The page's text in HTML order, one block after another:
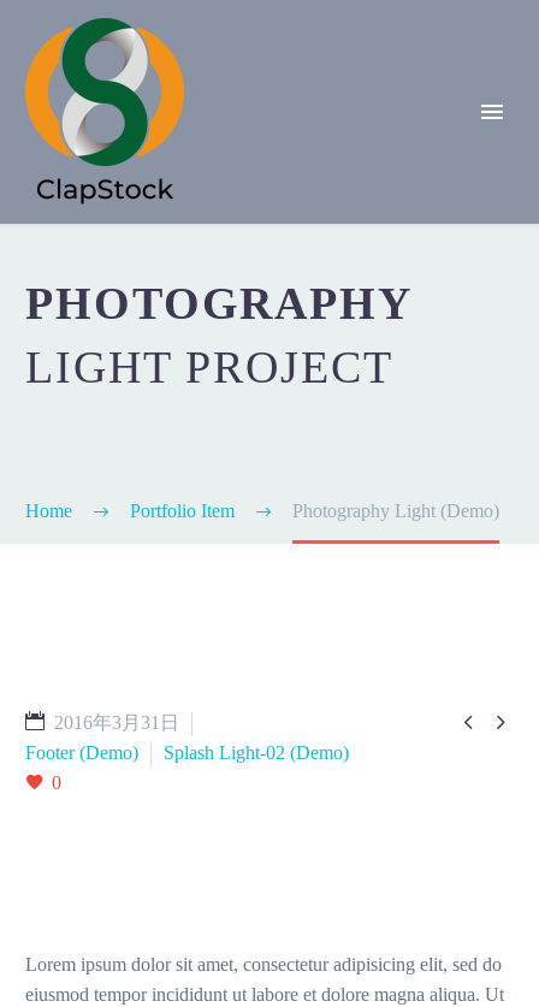
PHOTOGRAPHY
LIGHT PROJECT
Home Portfolio Item Photography Light (Demo)
 
2016年3月31日
Footer (Demo)
Splash Light-02 (Demo)
0
Lorem ipsum dolor sit amet, consectetur adipisicing elit, sed do
eiusmod tempor incididunt ut labore et dolore magna aliqua. Ut